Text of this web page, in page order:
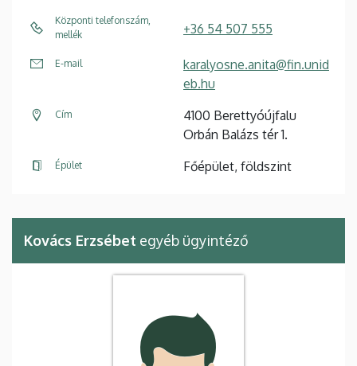
Központi telefonszám,
mellék
+36 54 507 555
E-mail
karalyosne.anita@fin.unid
eb.hu
Cím
4100 Berettyóújfalu
Orbán Balázs tér 1.
Épület Főépület, földszint
Kovács Erzsébet egyéb ügyintéző